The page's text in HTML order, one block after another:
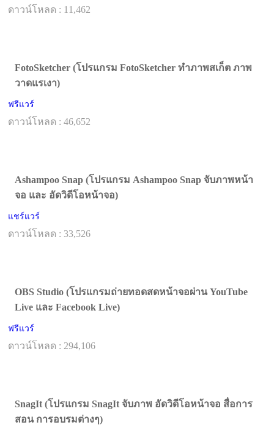
ดาวน์โหลด : 11,462
FotoSketcher (โปรแกรม FotoSketcher ทำภาพสเก็ต ภาพ
วาดแรเงา)
ฟรีแวร์
ดาวน์โหลด : 46,652
Ashampoo Snap (โปรแกรม Ashampoo Snap จับภาพหน้า
จอ และ อัดวิดีโอหน้าจอ)
แชร์แวร์
ดาวน์โหลด : 33,526
OBS Studio (โปรแกรมถ่ายทอดสดหน้าจอผ่าน YouTube
Live และ Facebook Live)
ฟรีแวร์
ดาวน์โหลด : 294,106
SnagIt (โปรแกรม SnagIt จับภาพ อัดวิดีโอหน้าจอ สื่อการ
สอน การอบรมต่างๆ)